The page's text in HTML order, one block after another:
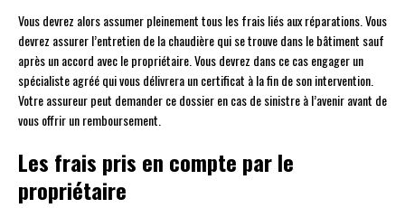
Vous devrez alors assumer pleinement tous les frais liés aux réparations. Vous
devrez assurer l’entretien de la chaudière qui se trouve dans le bâtiment sauf
après un accord avec le propriétaire. Vous devrez dans ce cas engager un
spécialiste agréé qui vous délivrera un certificat à la fin de son intervention.
Votre assureur peut demander ce dossier en cas de sinistre à l’avenir avant de
vous offrir un remboursement.
Les frais pris en compte par le
propriétaire